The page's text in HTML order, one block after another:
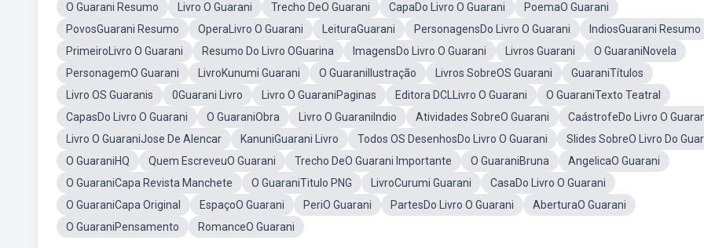
O Guarani Resumo Livro O Guarani Trecho DeO Guarani CapaDo Livro O Guarani
PoemaO Guarani
PovosGuarani Resumo
OperaLivro O Guarani LeituraGuarani PersonagensDo Livro O Guarani
IndiosGuarani Resumo
PrimeiroLivro O Guarani
Resumo Do Livro OGuarina ImagensDo Livro O Guarani Livros Guarani
O GuaraniNovela
PersonagemO Guarani
LivroKunumi Guarani O GuaraniIlustração Livros SobreOS Guarani
GuaraniTítulos
Livro OS Guaranis
0Guarani Livro Livro O GuaraniPaginas Editora DCLLivro O Guarani
O GuaraniTexto Teatral
CapasDo Livro O Guarani
O GuaraniObra Livro O GuaraniIndio Atividades SobreO Guarani
CaástrofeDo Livro O
Livro O GuaraniJose De Alencar
KanuniGuarani Livro Todos OS DesenhosDo Livro O Guarani
Slides SobreO Livro Do
O GuaraniHQ
Quem EscreveuO Guarani Trecho DeO Guarani Importante O GuaraniBruna
AngelicaO Guarani
O GuaraniCapa Revista Manchete
O GuaraniTitulo PNG LivroCurumi Guarani
CasaDo Livro O Guarani
O GuaraniCapa Original
EspaçoO Guarani PeriO Guarani PartesDo Livro O Guarani
AberturaO Guarani
O GuaraniPensamento
RomanceO Guarani